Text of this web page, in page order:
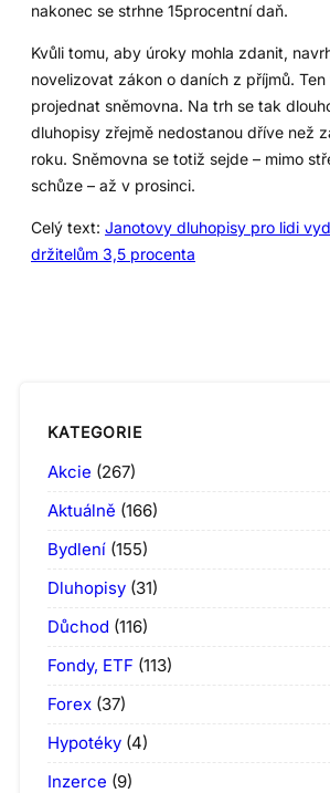
nakonec se strhne 15procentní daň.
Kvůli tomu, aby úroky mohla zdanit,
novelizovat zákon o daních z příjmů.
projednat sněmovna. Na trh se tak
dluhopisy zřejmě nedostanou dříve než
roku. Sněmovna se totiž sejde – mimo
schůze – až v prosinci.
Celý text: Janotovy dluhopisy pro lidi
držitelům 3,5 procenta
KATEGORIE
Akcie (267)
Aktuálně (166)
Bydlení (155)
Dluhopisy (31)
Důchod (116)
Fondy, ETF (113)
Forex (37)
Hypotéky (4)
Inzerce (9)